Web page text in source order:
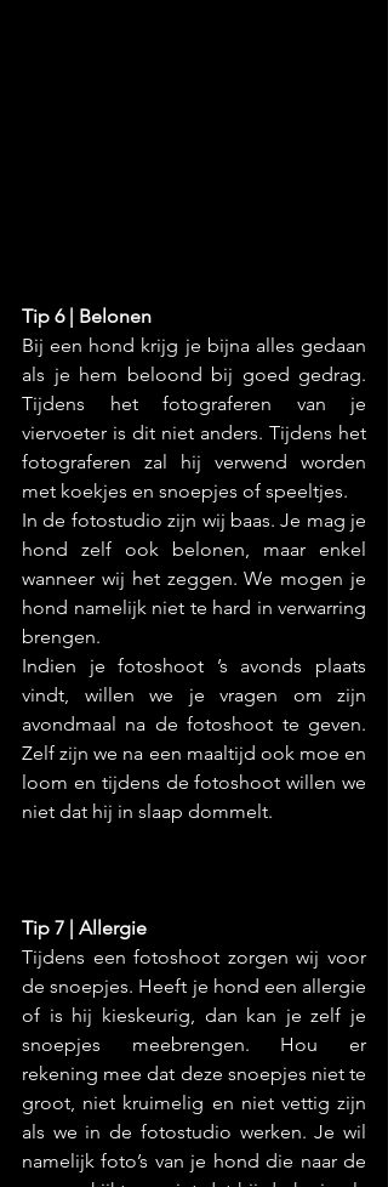
Tip 6 | Belonen
Bij een hond krijg je bijna alles gedaan
als je hem beloond bij goed gedrag.
Tijdens het fotograferen van je
viervoeter is dit niet anders. Tijdens het
fotograferen zal hij verwend worden
met koekjes en snoepjes of speeltjes.
In de fotostudio zijn wij baas. Je mag je
hond zelf ook belonen, maar enkel
wanneer wij het zeggen. We mogen je
hond namelijk niet te hard in verwarring
brengen.
Indien je fotoshoot ’s avonds plaats
vindt, willen we je vragen om zijn
avondmaal na de fotoshoot te geven.
Zelf zijn we na een maaltijd ook moe en
loom en tijdens de fotoshoot willen we
niet dat hij in slaap dommelt.
Tip 7 | Allergie
Tijdens een fotoshoot zorgen wij voor
de snoepjes. Heeft je hond een allergie
of is hij kieskeurig, dan kan je zelf je
snoepjes meebrengen. Hou er
rekening mee dat deze snoepjes niet te
groot, niet kruimelig en niet vettig zijn
als we in de fotostudio werken. Je wil
namelijk foto’s van je hond die naar de